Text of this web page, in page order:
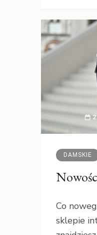
DAMSKIE
Co
sklepie